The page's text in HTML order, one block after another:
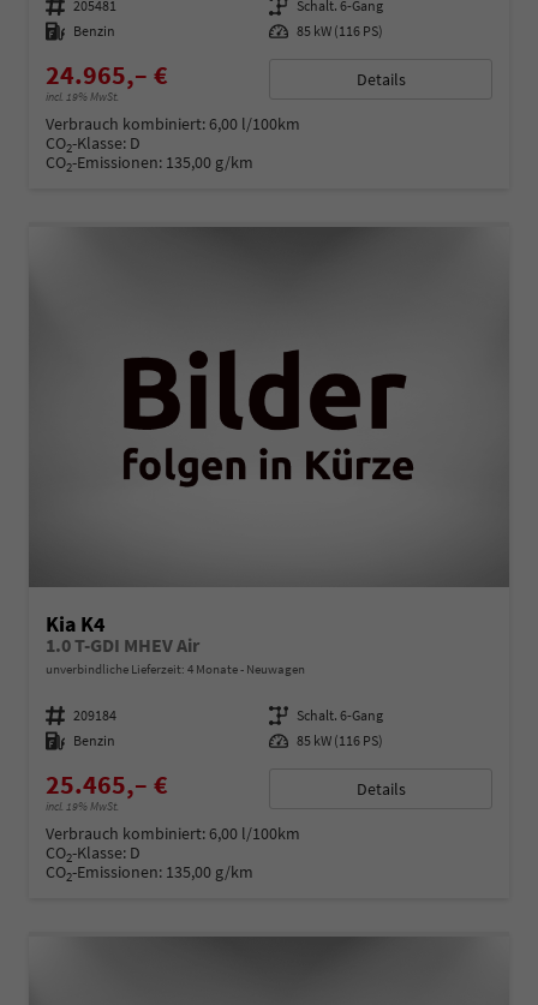
Fahrzeugnummer 205481 Getriebe Schalt. 6-Gang
Kraftstoff Benzin Leistung 85 kW (116 PS)
24.965,– €
incl. 19% MwSt.
Details
Verbrauch kombiniert:6,00 l/100km
CO2-Klasse: D
CO2-Emissionen: 135,00 g/km
Kia K4
1.0 T-GDI MHEV Air
unverbindliche Lieferzeit: 4 Monate Neuwagen
Fahrzeugnummer 209184 Getriebe Schalt. 6-Gang
Kraftstoff Benzin Leistung 85 kW (116 PS)
25.465,– €
incl. 19% MwSt.
Details
Verbrauch kombiniert:6,00 l/100km
CO2-Klasse: D
CO2-Emissionen: 135,00 g/km